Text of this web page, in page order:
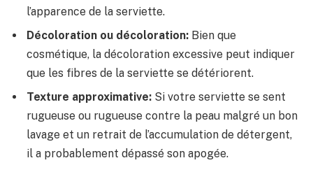
l’apparence de la serviette.
Décoloration ou décoloration: Bien que
cosmétique, la décoloration excessive peut indiquer
que les fibres de la serviette se détériorent.
Texture approximative: Si votre serviette se sent
rugueuse ou rugueuse contre la peau malgré un bon
lavage et un retrait de l’accumulation de détergent,
il a probablement dépassé son apogée.